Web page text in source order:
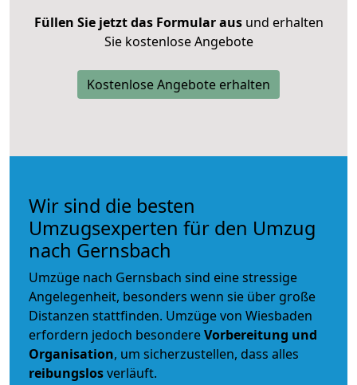
Füllen Sie jetzt das Formular ausund erhalten
Sie kostenlose Angebote
Kostenlose Angebote erhalten
Wir sind die besten
Umzugsexperten für den Umzug
nach Gernsbach
Umzüge nach Gernsbach sind eine stressige
Angelegenheit, besonders wenn sie über große
Distanzen stattfinden. Umzüge von Wiesbaden
erfordern jedoch besondereVorbereitung und
Organisation, um sicherzustellen, dass alles
reibungslosverläuft.